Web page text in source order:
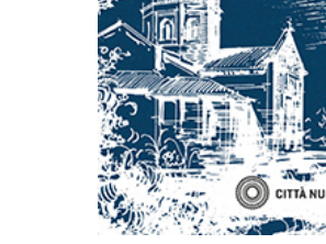
AGGIUNGI AL CARRELLO